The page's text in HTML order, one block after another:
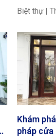
màu vân
thước
Biệt thự |
Khám
pháp